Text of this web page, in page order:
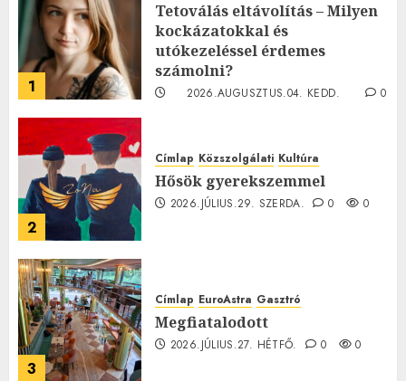
1
Tetoválás eltávolítás – Milyen
kockázatokkal és
utókezeléssel érdemes
számolni?
2026.AUGUSZTUS.04. KEDD.
0
2
Címlap Közszolgálati Kultúra
Hősök gyerekszemmel
2026.JÚLIUS.29. SZERDA. 0 0
3
Címlap EuroAstra Gasztró
Megfiatalodott
2026.JÚLIUS.27. HÉTFŐ. 0 0